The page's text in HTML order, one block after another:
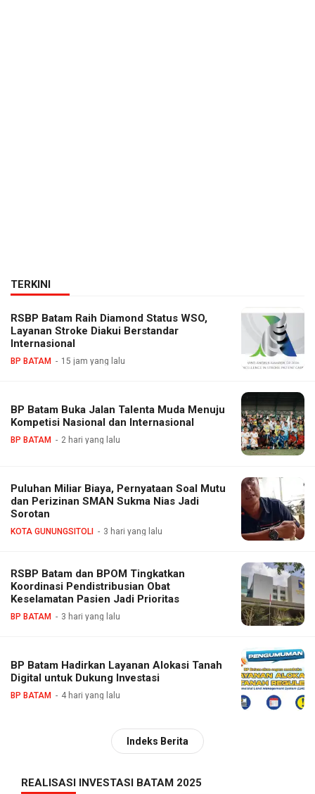
TERKINI
RSBP Batam Raih Diamond Status WSO,
Layanan Stroke Diakui Berstandar
Internasional
BP BATAM 15 jam yang lalu
BP Batam Buka Jalan Talenta Muda Menuju
Kompetisi Nasional dan Internasional
BP BATAM 2 hari yang lalu
Puluhan Miliar Biaya, Pernyataan Soal Mutu
dan Perizinan SMAN Sukma Nias Jadi
Sorotan
KOTA GUNUNGSITOLI 3 hari yang lalu
RSBP Batam dan BPOM Tingkatkan
Koordinasi Pendistribusian Obat
Keselamatan Pasien Jadi Prioritas
BP BATAM 3 hari yang lalu
BP Batam Hadirkan Layanan Alokasi Tanah
Digital untuk Dukung Investasi
BP BATAM 4 hari yang lalu
Indeks Berita
REALISASI INVESTASI BATAM 2025